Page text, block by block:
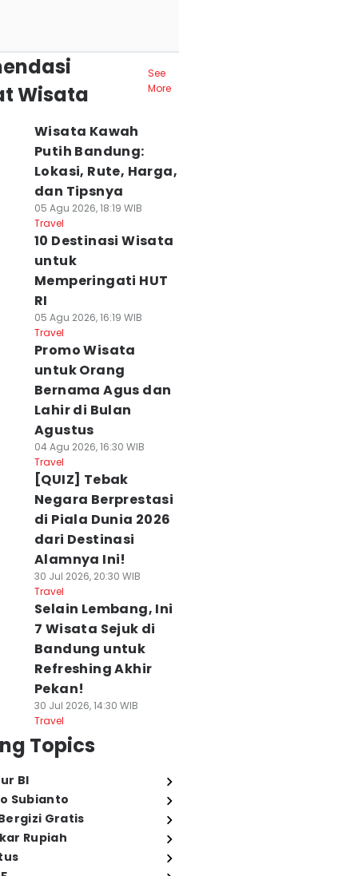
Wisata
See
More
Wisata Kawah
Putih Bandung:
Lokasi, Rute, Harga,
dan Tipsnya
05 Agu 2026, 18:19 WIB
Travel
10 Destinasi Wisata
untuk
Memperingati HUT
RI
05 Agu 2026, 16:19 WIB
Travel
Promo Wisata
untuk Orang
Bernama Agus dan
Lahir di Bulan
Agustus
04 Agu 2026, 16:30 WIB
Travel
[QUIZ] Tebak
Negara Berprestasi
di Piala Dunia 2026
dari Destinasi
Alamnya Ini!
30 Jul 2026, 20:30 WIB
Travel
Selain Lembang, Ini
7 Wisata Sejuk di
Bandung untuk
Refreshing Akhir
Pekan!
30 Jul 2026, 14:30 WIB
Travel
Topics
BI
Subianto
Gratis
Rupiah